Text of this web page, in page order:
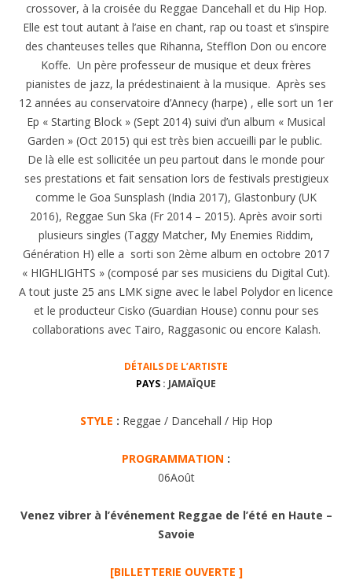
crossover, à la croisée du Reggae Dancehall et du Hip Hop.
Elle est tout autant à l’aise en chant, rap ou toast et s’inspire
des chanteuses telles que Rihanna, Stefflon Don ou encore
Koffe. Un père professeur de musique et deux frères
pianistes de jazz, la prédestinaient à la musique. Après ses
12 années au conservatoire d’Annecy (harpe) , elle sort un 1er
Ep « Starting Block » (Sept 2014) suivi d’un album « Musical
Garden » (Oct 2015) qui est très bien accueilli par le public.
De là elle est sollicitée un peu partout dans le monde pour
ses prestations et fait sensation lors de festivals prestigieux
comme le Goa Sunsplash (India 2017), Glastonbury (UK
2016), Reggae Sun Ska (Fr 2014 – 2015). Après avoir sorti
plusieurs singles (Taggy Matcher, My Enemies Riddim,
Génération H) elle a sorti son 2ème album en octobre 2017
« HIGHLIGHTS » (composé par ses musiciens du Digital Cut).
A tout juste 25 ans LMK signe avec le label Polydor en licence
et le producteur Cisko (Guardian House) connu pour ses
collaborations avec Tairo, Raggasonic ou encore Kalash.
DÉTAILS DE L’ARTISTE
PAYS : JAMAÏQUE
STYLE : Reggae / Dancehall / Hip Hop
PROGRAMMATION :
06Août
Venez vibrer à l’événement Reggae de l’été en Haute –
Savoie
[BILLETTERIE OUVERTE ]